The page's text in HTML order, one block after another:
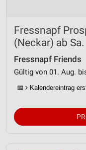
Fressnapf
(Neckar) ab
Fressnapf Friends
Gültig von 01. Aug.
📅 Kalendereintrag